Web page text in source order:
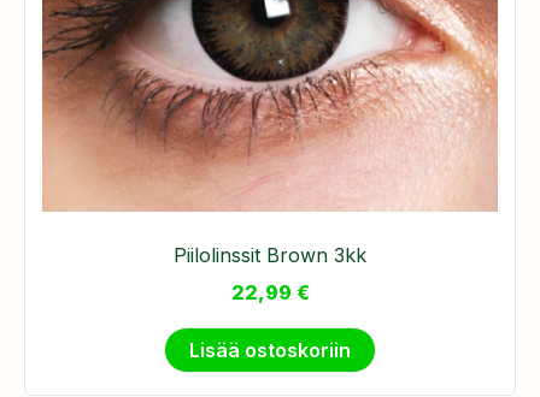
Piilolinssit Brown 3kk
22,99 €
Lisää ostoskoriin